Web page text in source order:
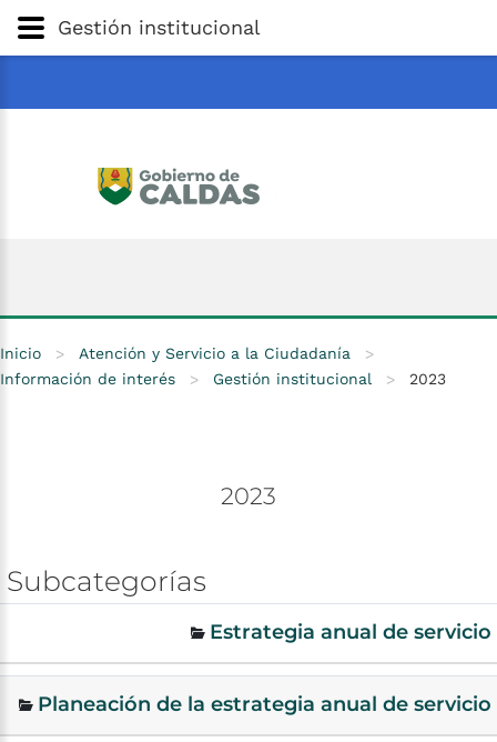
Gobernación de
Gestión institucional
Inicio > Atención y Servicio a la Ciudadanía
>
Información de interés
> Gestión institucional > 2023
2023
Subcategorías
Estrategia anual de servicio
Planeación de la estrategia anual de servicio